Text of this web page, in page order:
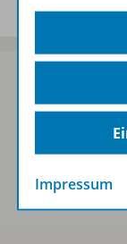
Sofort
Impressum